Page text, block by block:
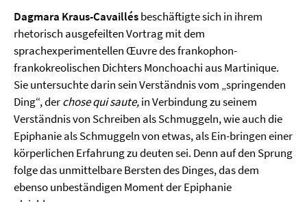
Dagmara Kraus-Cavaillésbeschäftigte sich in ihrem
rhetorisch ausgefeilten Vortrag mit dem
sprachexperimentellen Œuvre des frankophon-
frankokreolischen Dichters Monchoachi aus Martinique.
Sie untersuchte darin sein Verständnis vom „springenden
Ding“, derchose qui saute,in Verbindung zu seinem
Verständnis von Schreiben als Schmuggeln, wie auch die
Epiphanie als Schmuggeln von etwas, als Ein-bringen einer
körperlichen Erfahrung zu deuten sei. Denn auf den Sprung
folge das unmittelbare Bersten des Dinges, das dem
ebenso unbeständigen Moment der Epiphanie